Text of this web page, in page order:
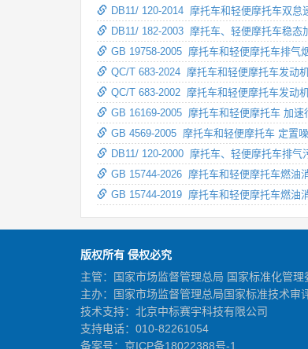
DB11/ 120-2014 摩托车和轻便摩托车双怠
DB11/ 182-2003 摩托车、轻便摩托车稳
GB 19758-2005 摩托车和轻便摩托车排气
QC/T 683-2024 摩托车和轻便摩托车发动
QC/T 683-2002 摩托车和轻便摩托车发动
GB 16169-2005 摩托车和轻便摩托车 加速
GB 4569-2005 摩托车和轻便摩托车 定置
DB11/ 120-2000 摩托车、轻便摩托车排气
GB 15744-2026 摩托车和轻便摩托车燃油
GB 15744-2019 摩托车和轻便摩托车燃油
版权所有 侵权必究
主管：国家市场监督管理总局 国家标准化管理
主办：国家市场监督管理总局国家标准技术审
技术支持：北京中标赛宇科技有限公司
支持电话：010-82261054
备案号： 京ICP备18022388号-1